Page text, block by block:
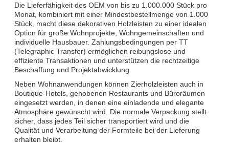
Die Lieferfähigkeit des OEM von bis zu 1.000.000 Stück pro
Monat, kombiniert mit einer Mindestbestellmenge von 1.000
Stück, macht diese dekorativen Holzleisten zu einer idealen
Option für große Wohnprojekte, Wohngemeinschaften und
individuelle Hausbauer. Zahlungsbedingungen per TT
(Telegraphic Transfer) ermöglichen reibungslose und
effiziente Transaktionen und unterstützen die rechtzeitige
Beschaffung und Projektabwicklung.
Neben Wohnanwendungen können Zierholzleisten auch in
Boutique-Hotels, gehobenen Restaurants und Büroräumen
eingesetzt werden, in denen eine einladende und elegante
Atmosphäre gewünscht wird. Die normale Verpackung stellt
sicher, dass jedes Teil sicher transportiert wird und die
Qualität und Verarbeitung der Formteile bei der Lieferung
erhalten bleibt.